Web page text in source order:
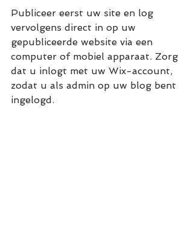
Publiceer eerst uw site en log
vervolgens direct in op uw
gepubliceerde website via een
computer of mobiel apparaat. Zorg
dat u inlogt met uw Wix-account,
zodat u als admin op uw blog bent
ingelogd.